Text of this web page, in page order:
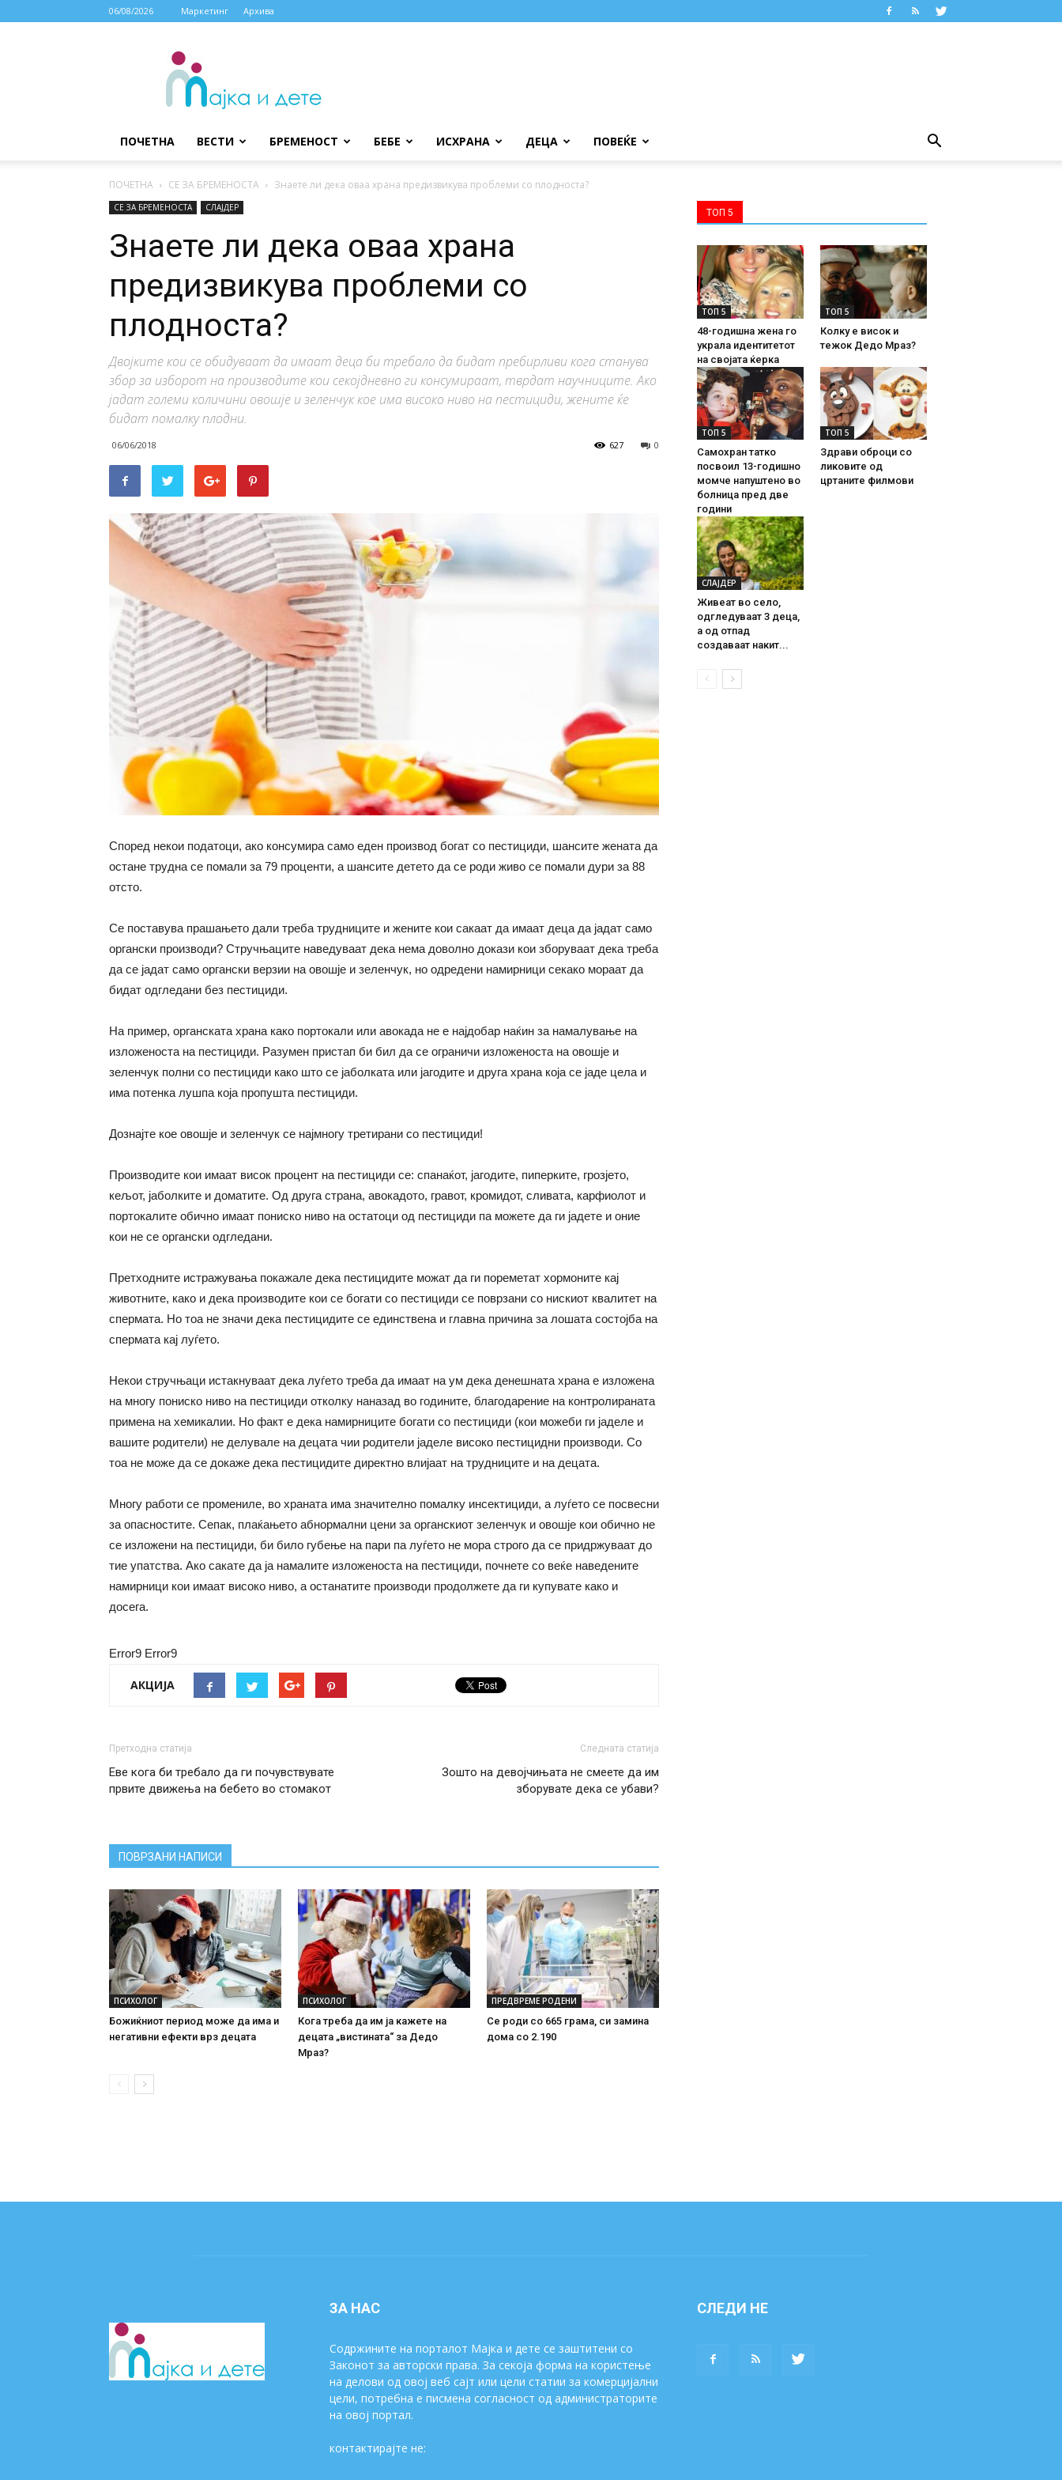
06/08/2026 Маркетинг Архива
МАЈКА
ДЕТЕ
ПОЧЕТНА ВЕСТИ БРЕМЕНОСТ БЕБЕ ИСХРАНА ДЕЦА ПОВЕЌЕ
ПОЧЕТНА СЕ ЗА БРЕМЕНОСТА Знаете ли дека оваа храна предизвикува проблеми со плодноста?
СЕ ЗА БРЕМЕНОСТА СЛАЈДЕР
Знаете ли дека оваа храна
предизвикува проблеми со
плодноста?
Двојките кои се обидуваат да имаат деца би требало да бидат пребирливи кога станува
збор за изборот на производите кои секојдневно ги консумираат, тврдат научниците. Ако
јадат големи количини овошје и зеленчук кое има високо ниво на пестициди, жените ќе
бидат помалку плодни.
06/06/2018 0
627
Според некои податоци, ако консумира само еден производ богат со пестициди, шансите жената да
остане трудна се помали за 79 проценти, а шансите детето да се роди живо се помали дури за 88
отсто.
Се поставува прашањето дали треба трудниците и жените кои сакаат да имаат деца да јадат само
органски производи? Стручњаците наведуваат дека нема доволно докази кои зборуваат дека треба
да се јадат само органски верзии на овошје и зеленчук, но одредени намирници секако мораат да
бидат одгледани без пестициди.
На пример, органската храна како портокали или авокада не е најдобар наќин за намалување на
изложеноста на пестициди. Разумен пристап би бил да се ограничи изложеноста на овошје и
зеленчук полни со пестициди како што се јаболката или јагодите и друга храна која се јаде цела и
има потенка лушпа која пропушта пестициди.
Дознајте кое овошје и зеленчук се најмногу третирани со пестициди!
Производите кои имаат висок процент на пестициди се: спанаќот, јагодите, пиперките, грозјето,
кељот, јаболките и доматите. Од друга страна, авокадото, гравот, кромидот, сливата, карфиолот и
портокалите обично имаат пониско ниво на остатоци од пестициди па можете да ги јадете и оние
кои не се органски одгледани.
Претходните истражувања покажале дека пестицидите можат да ги пореметат хормоните кај
животните, како и дека производите кои се богати со пестициди се поврзани со нискиот квалитет на
спермата. Но тоа не значи дека пестицидите се единствена и главна причина за лошата состојба на
спермата кај луѓето.
Некои стручњаци истакнуваат дека луѓето треба да имаат на ум дека денешната храна е изложена
на многу пониско ниво на пестициди отколку наназад во годините, благодарение на контролираната
примена на хемикалии. Но факт е дека намирниците богати со пестициди (кои можеби ги јаделе и
вашите родители) не делувале на децата чии родители јаделе високо пестицидни производи. Со
тоа не може да се докаже дека пестицидите директно влијаат на трудниците и на децата.
Многу работи се промениле, во храната има значително помалку инсектициди, а луѓето се посвесни
за опасностите. Сепак, плаќањето абнормални цени за органскиот зеленчук и овошје кои обично не
се изложени на пестициди, би било губење на пари па луѓето не мора строго да се придржуваат до
тие упатства. Ако сакате да ја намалите изложеноста на пестициди, почнете со веќе наведените
намирници кои имаат високо ниво, а останатите производи продолжете да ги купувате како и
досега.
Error9 Error9
АКЦИЈА
Претходна статија
Еве кога би требало да ги почувствувате
првите движења на бебето во стомакот
Следната статија
Зошто на девојчињата не смеете да им
зборувате дека се убави?
ПОВРЗАНИ НАПИСИ
ПСИХОЛОГ
Божиќниот период може да има и
негативни ефекти врз децата
ПСИХОЛОГ
Кога треба да им ја кажете на
децата „вистината“ за Дедо
Мраз?
ПРЕДВРЕМЕ РОДЕНИ
Се роди со 665 грама, си замина
дома со 2.190
ТОП 5
ТОП 5
48-годишна жена го
украла идентитетот
на својата ќерка
ТОП 5
Колку е висок и
тежок Дедо Мраз?
ТОП 5
Самохран татко
посвоил 13-годишно
момче напуштено во
болница пред две
години
ТОП 5
Здрави оброци со
ликовите од
цртаните филмови
СЛАЈДЕР
Живеат во село,
одгледуваат 3 деца,
а од отпад
создаваат накит...
ЗА НАС
Содржините на порталот Мајка и дете се заштитени со
Законот за авторски права. За секоја форма на користење
на делови од овој веб сајт или цели статии за комерцијални
цели, потребна е писмена согласност од администраторите
на овој портал.
контактирајте не:
СЛЕДИ НЕ